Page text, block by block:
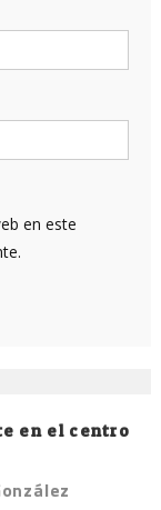
en este
en el centro